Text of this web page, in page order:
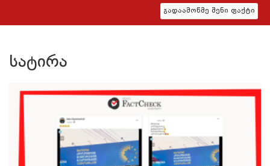
გადაამოწმე შენი ფაქტი
სატირა